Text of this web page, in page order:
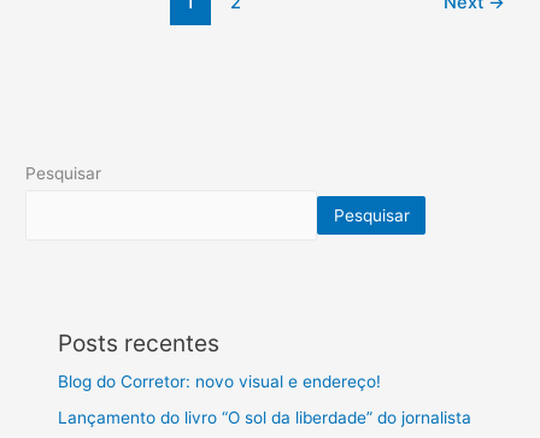
Pesquisar
Pesquisar
Posts recentes
Blog do Corretor: novo visual e endereço!
Lançamento do livro “O sol da liberdade” do jornalista